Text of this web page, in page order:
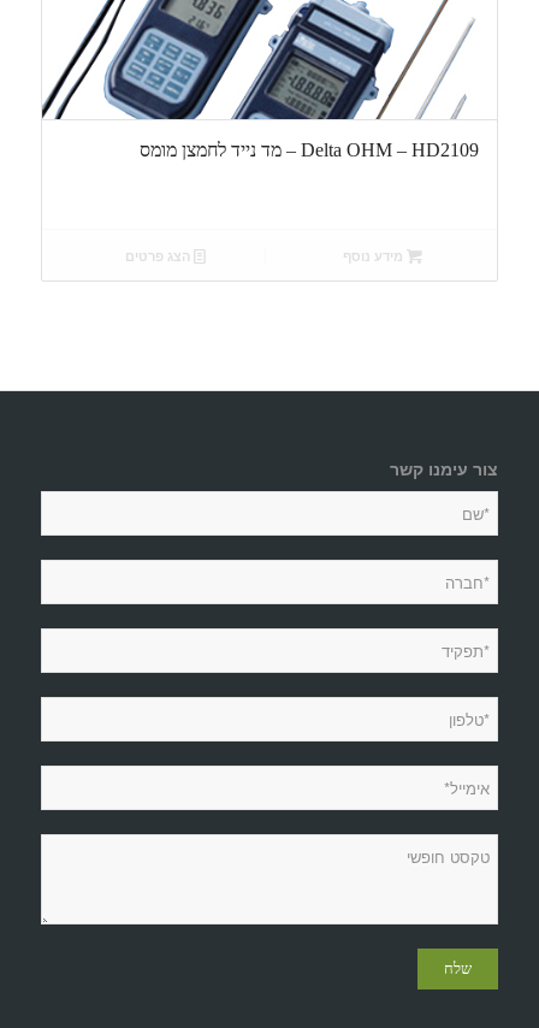
Delta OHM – HD2109 – מד נייד לחמצן מומס
מידע נוסף הצג פרטים
צור עימנו קשר